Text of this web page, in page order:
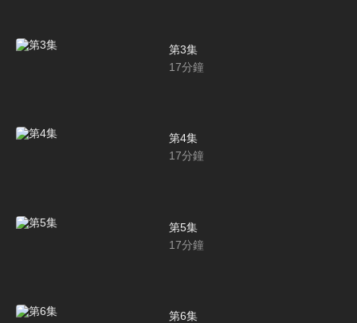
第3集
17分鐘
第4集
17分鐘
第5集
17分鐘
第6集